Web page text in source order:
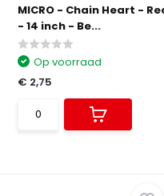
MICRO - Chain Heart -
- 14 inch - Be...
Op voorraad
€ 2,75